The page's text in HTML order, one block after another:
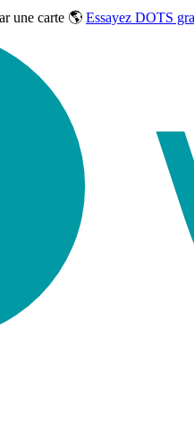
une carte 🌎 Essayez DOTS